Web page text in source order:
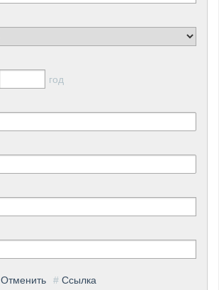
год
Отменить # Ссылка